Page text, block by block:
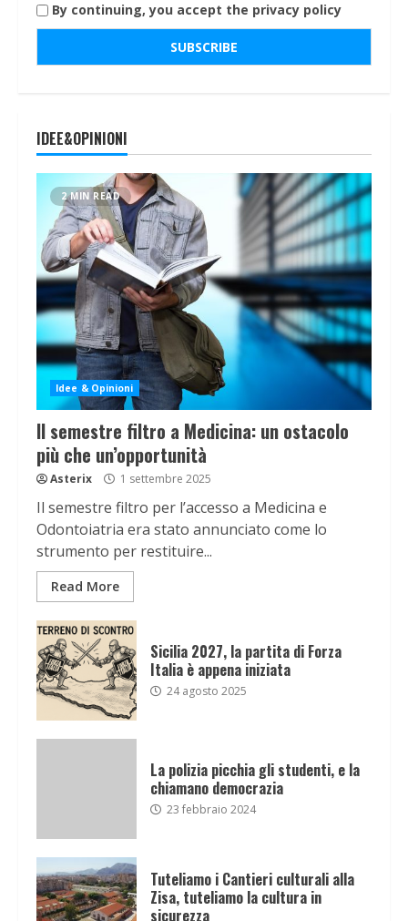
By continuing, you accept the privacy policy
IDEE&OPINIONI
2 MIN READ
Idee & Opinioni
Il semestre filtro a Medicina: un ostacolo
più che un’opportunità
Asterix 1 settembre 2025
Il semestre filtro per l’accesso a Medicina e
Odontoiatria era stato annunciato come lo
strumento per restituire...
Read More
Sicilia 2027, la partita di Forza
Italia è appena iniziata
24 agosto 2025
La polizia picchia gli studenti, e la
chiamano democrazia
23 febbraio 2024
Tuteliamo i Cantieri culturali alla
Zisa, tuteliamo la cultura in
sicurezza